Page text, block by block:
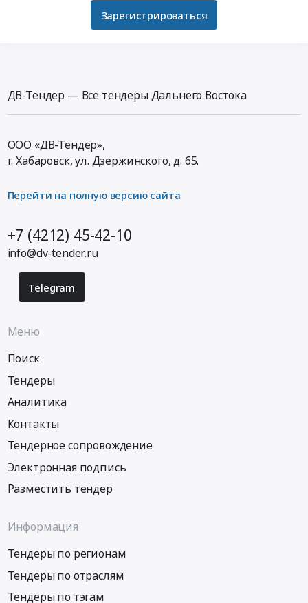
Зарегистрироваться
ДВ-Тендер — Все тендеры Дальнего Востока
ООО «ДВ-Тендер»,
г. Хабаровск,ул. Дзержинского, д. 65.
Перейти на полную версию сайта
+7 (4212) 45-42-10
info@dv-tender.ru
Telegram
Меню
Поиск
Тендеры
Аналитика
Контакты
Тендерное сопровождение
Электронная подпись
Разместить тендер
Информация
Тендеры по регионам
Тендеры по отраслям
Тендеры по тэгам